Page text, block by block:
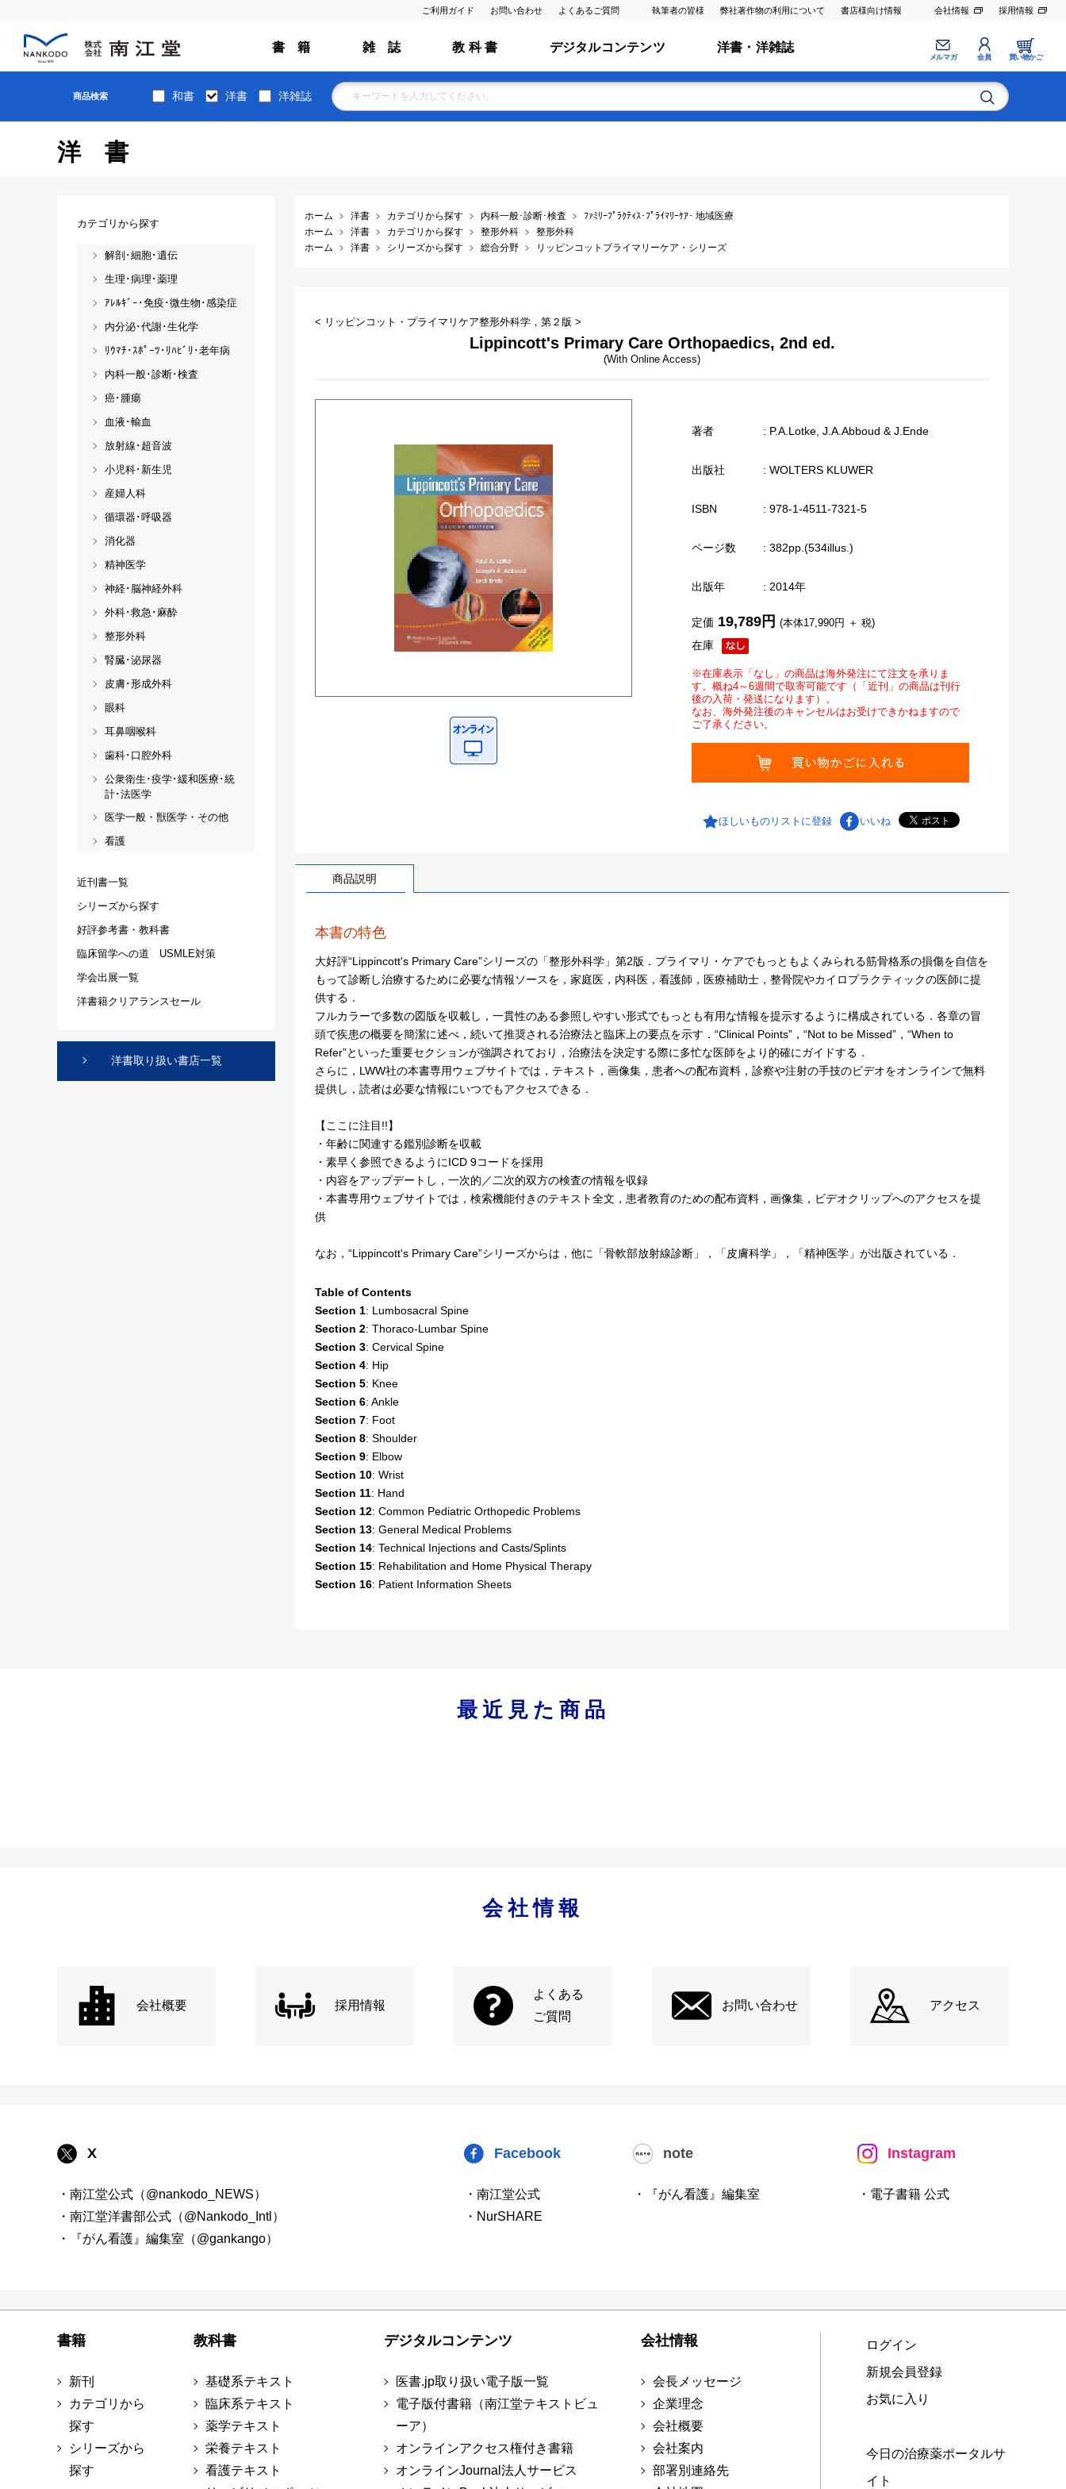
ご利用ガイド お問い合わせ よくあるご質問 執筆者の皆様 弊社著作物の利用について 書店様向け情報 会社情報 採用情報
書 籍 雑 誌 教 科 書 デジタルコンテンツ 洋書・洋雑誌
メルマガ 会員 買い物かご
商品検索 和書 洋書 洋雑誌
洋書
ホーム 洋書 カテゴリから探す 内科一般･診断･検査
ﾌｧﾐﾘｰﾌﾟﾗｸﾃｨｽ･ﾌﾟﾗｲﾏﾘｰｹｱ･ 地域医療
ホーム
洋書 カテゴリから探す 整形外科
整形外科
ホーム
洋書 シリーズから探す 総合分野 リッピンコットプライマリーケア・シリーズ
< リッピンコット・プライマリケア整形外科学，第２版 >
Lippincott's Primary Care Orthopaedics, 2nd ed.
(With Online Access)
著者 : P.A.Lotke, J.A.Abboud & J.Ende
出版社 : WOLTERS KLUWER
ISBN : 978-1-4511-7321-5
ページ数 : 382pp.(534illus.)
出版年 : 2014年
在庫
定価 19,789円 (本体17,990円 ＋ 税)
※在庫表示「なし」の商品は海外発注にて注文を承りま
す。概ね4～6週間で取寄可能です（「近刊」の商品は刊行
後の入荷・発送になります）。
なお、海外発注後のキャンセルはお受けできかねますので
ご了承ください。
ほしいものリストに登録 いいね
商品説明
本書の特色
大好評“Lippincott's Primary Care”シリーズの「整形外科学」第2版．プライマリ・ケアでもっともよくみられる筋骨格系の損傷を自信を
もって診断し治療するために必要な情報ソースを，家庭医，内科医，看護師，医療補助士，整骨院やカイロプラクティックの医師に提
供する．
フルカラーで多数の図版を収載し，一貫性のある参照しやすい形式でもっとも有用な情報を提示するように構成されている．各章の冒
頭で疾患の概要を簡潔に述べ，続いて推奨される治療法と臨床上の要点を示す．“Clinical Points”，“Not to be Missed”，“When to
Refer”といった重要セクションが強調されており，治療法を決定する際に多忙な医師をより的確にガイドする．
さらに，LWW社の本書専用ウェブサイトでは，テキスト，画像集，患者への配布資料，診察や注射の手技のビデオをオンラインで無料
提供し，読者は必要な情報にいつでもアクセスできる．
【ここに注目!!】
・年齢に関連する鑑別診断を収載
・素早く参照できるようにICD 9コードを採用
・内容をアップデートし，一次的／二次的双方の検査の情報を収録
・本書専用ウェブサイトでは，検索機能付きのテキスト全文，患者教育のための配布資料，画像集，ビデオクリップへのアクセスを提
供
なお，“Lippincott's Primary Care”シリーズからは，他に「骨軟部放射線診断」，「皮膚科学」，「精神医学」が出版されている．
Table of Contents
Section 1: Lumbosacral Spine
Section 2: Thoraco-Lumbar Spine
Section 3: Cervical Spine
Section 4: Hip
Section 5: Knee
Section 6: Ankle
Section 7: Foot
Section 8: Shoulder
Section 9: Elbow
Section 10: Wrist
Section 11: Hand
Section 12: Common Pediatric Orthopedic Problems
Section 13: General Medical Problems
Section 14: Technical Injections and Casts/Splints
Section 15: Rehabilitation and Home Physical Therapy
Section 16: Patient Information Sheets
カテゴリから探す
解剖･細胞･遺伝
生理･病理･薬理
ｱﾚﾙｷﾞｰ･免疫･微生物･感染症
内分泌･代謝･生化学
ﾘｳﾏﾁ･ｽﾎﾟｰﾂ･ﾘﾊﾋﾞﾘ･老年病
内科一般･診断･検査
癌･腫瘍
血液･輸血
放射線･超音波
小児科･新生児
産婦人科
循環器･呼吸器
消化器
精神医学
神経･脳神経外科
外科･救急･麻酔
整形外科
腎臓･泌尿器
皮膚･形成外科
眼科
耳鼻咽喉科
歯科･口腔外科
公衆衛生･疫学･緩和医療･統
計･法医学
医学一般・獣医学・その他
看護
近刊書一覧
シリーズから探す
好評参考書・教科書
臨床留学への道 USMLE対策
学会出展一覧
洋書籍クリアランスセール
洋書取り扱い書店一覧
最近見た商品
会社情報
会社概要 採用情報
よくある
ご質問
お問い合わせ アクセス
X
・南江堂公式（@nankodo_NEWS）
・南江堂洋書部公式（@Nankodo_Intl）
・『がん看護』編集室（@gankango）
Facebook
・南江堂公式
・NurSHARE
note
・『がん看護』編集室
Instagram
・電子書籍 公式
書籍
新刊
カテゴリから
探す
シリーズから
探す
教科書
基礎系テキスト
臨床系テキスト
薬学テキスト
栄養テキスト
看護テキスト
デジタルコンテンツ
医書.jp取り扱い電子版一覧
電子版付書籍（南江堂テキストビュ
ーア）
オンラインアクセス権付き書籍
オンラインJournal法人サービス
会社情報
会長メッセージ
企業理念
会社概要
会社案内
部署別連絡先
ログイン
新規会員登録
お気に入り
今日の治療薬ポータルサ
イト